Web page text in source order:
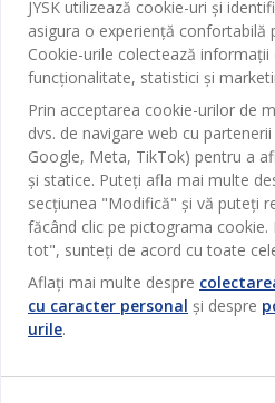
Birou
Sufragerie
Bucătărie
Depozitare
Perdele
Grădină
Pentru casă
Outlet
Contact Relații Clienți
Magazine și program
Broșură
Termeni si conditii vânzări online
Garantia prețului
Garanția Produselor
Politica de confidentialitate
Card cadou
JYSK
JYSK.com
Presă
Locuri de muncă
Newsletter
Inspirație
JYSK BUSINESS TO BUSINESS
SEDIU CENTRAL
TAROL-DD S.R.L. str. Jubiliara,
Moldova
JYSK BUSINESS TO BUSINESS
Vânzări și relații clienți persoane
Telefon: 060 531 531
E-mail: jysk@jysk.md
JYSK RELAȚII CLIENȚI
Contact Relații Clienți
Telefon: 022 022 030
E-mail: support@jysk.md
Urmărește Jysk
JYSK utilizează cookie-uri și
asigura o experiență confortabilă
Cookie-urile colectează informații
funcționalitate, statistici și
Prin acceptarea cookie-urilor de
dvs. de navigare web cu
Google, Meta, TikTok) pentru a
și statice. Puteți afla mai multe
secțiunea "Modifică" și vă puteți
făcând clic pe pictograma cookie.
tot", sunteți de acord cu toate
Aflați mai multe despre
cu caracter personal și despre
urile.